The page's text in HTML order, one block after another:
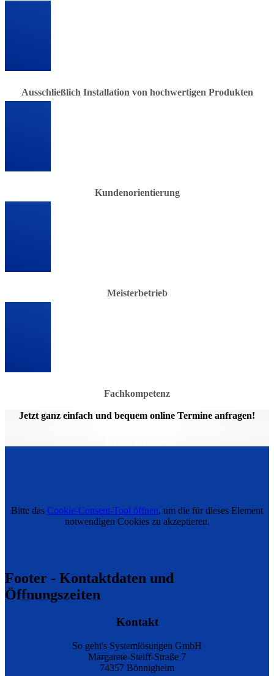
Ausschließlich Installation von hochwertigen Produkten
Kundenorientierung
Meisterbetrieb
Fachkompetenz
Jetzt ganz einfach und bequem online Termine anfragen!
Bitte das Cookie-Consent-Tool öffnen, um die für dieses Element
notwendigen Cookies zu akzeptieren.
Footer - Kontaktdaten und
Öffnungszeiten
Kontakt
So geht's Systemlösungen GmbH
Margarete-Steiff-Straße 7
74357 Bönnigheim